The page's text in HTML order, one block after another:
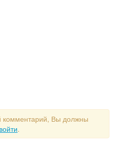
комментарий, Вы должны
войти.